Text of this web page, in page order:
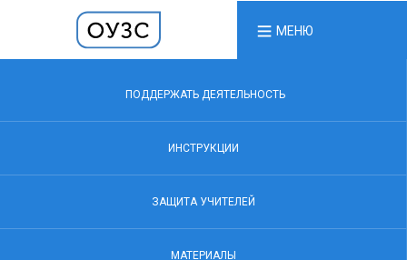
МЕНЮ
ПОДДЕРЖАТЬ ДЕЯТЕЛЬНОСТЬ
ИНСТРУКЦИИ
ЗАЩИТА УЧИТЕЛЕЙ
МАТЕРИАЛЫ